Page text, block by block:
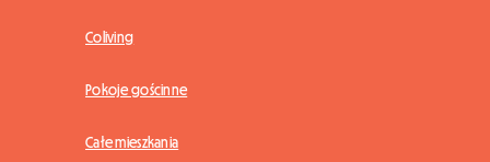
Coliving
Pokoje gościnne
Całe mieszkania